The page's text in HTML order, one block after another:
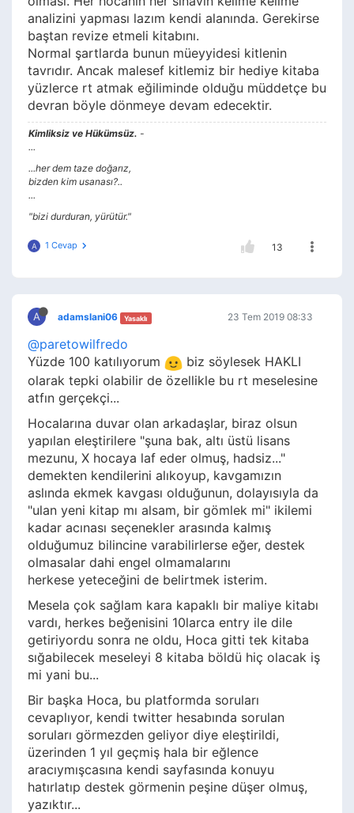
analizini yapması lazım kendi alanında. Gerekirse
baştan revize etmeli kitabını.
Normal şartlarda bunun müeyyidesi kitlenin
tavrıdır. Ancak malesef kitlemiz bir hediye kitaba
yüzlerce rt atmak eğiliminde olduğu müddetçe bu
devran böyle dönmeye devam edecektir.
Kimliksiz ve Hükümsüz. -
...
...her dem taze doğarız,
bizden kim usanası?..
...
"bizi durduran, yürütür."
A 1 Cevap 13
A adamslani06 Yasaklı 23 Tem 2019 08:33
@paretowilfredo
Yüzde 100 katılıyorum
biz söylesek HAKLI
olarak tepki olabilir de özellikle bu rt meselesine
atfın gerçekçi...
Hocalarına duvar olan arkadaşlar, biraz olsun
yapılan eleştirilere "şuna bak, altı üstü lisans
mezunu, X hocaya laf eder olmuş, hadsiz..."
demekten kendilerini alıkoyup, kavgamızın
aslında ekmek kavgası olduğunun, dolayısıyla da
"ulan yeni kitap mı alsam, bir gömlek mi" ikilemi
kadar acınası seçenekler arasında kalmış
olduğumuz bilincine varabilirlerse eğer, destek
olmasalar dahi engel olmamalarını
herkese yeteceğini de belirtmek isterim.
Mesela çok sağlam kara kapaklı bir maliye kitabı
vardı, herkes beğenisini 10larca entry ile dile
getiriyordu sonra ne oldu, Hoca gitti tek kitaba
sığabilecek meseleyi 8 kitaba böldü hiç olacak iş
mi yani bu...
Bir başka Hoca, bu platformda soruları
cevaplıyor, kendi twitter hesabında sorulan
soruları görmezden geliyor diye eleştirildi,
üzerinden 1 yıl geçmiş hala bir eğlence
aracıymışcasına kendi sayfasında konuyu
hatırlatıp destek görmenin peşine düşer olmuş,
yazıktır...